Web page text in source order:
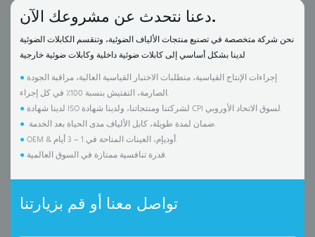
دعنا نتحدث عن مشروعك الآن.
نحن شركة متخصصة في تصنيع منتجات الألياف الضوئية، وتنقسم الكابلات الضوئية
● إجراءات الإنتاج القياسية، متطلبات الاختبار القياسية العالية، مراقبة الجودة
الصارمة، التفتيش بنسبة 100٪ في كل إجراء.
●
لدينا شهادة ISO لشركتنا ومنتجاتنا، ولدينا شهادة CPI لسوق الاتحاد الأوروبي.
●
ضمان لمدة طويلة، كابل الألياف مدى الحياة بعد الخدمة.
●
OEM & أوديإم، العينات المتاحة في 1 ~ 3 أيام.
●
قدرة تنافسية ممتازة في السوق العالمية.
تواصل معنا أو قم بزيارتنا